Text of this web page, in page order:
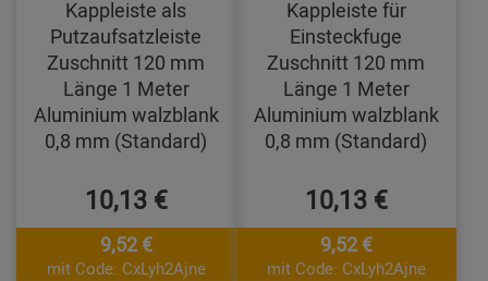
Kappleiste als
Putzaufsatzleiste
Zuschnitt 120 mm
Länge 1 Meter
Aluminium walzblank
0,8 mm (Standard)
10,13 €
9,52 €
mit Code: CxLyh2Ajne
Kappleiste für
Einsteckfuge
Zuschnitt 120 mm
Länge 1 Meter
Aluminium walzblank
0,8 mm (Standard)
10,13 €
9,52 €
mit Code: CxLyh2Ajne